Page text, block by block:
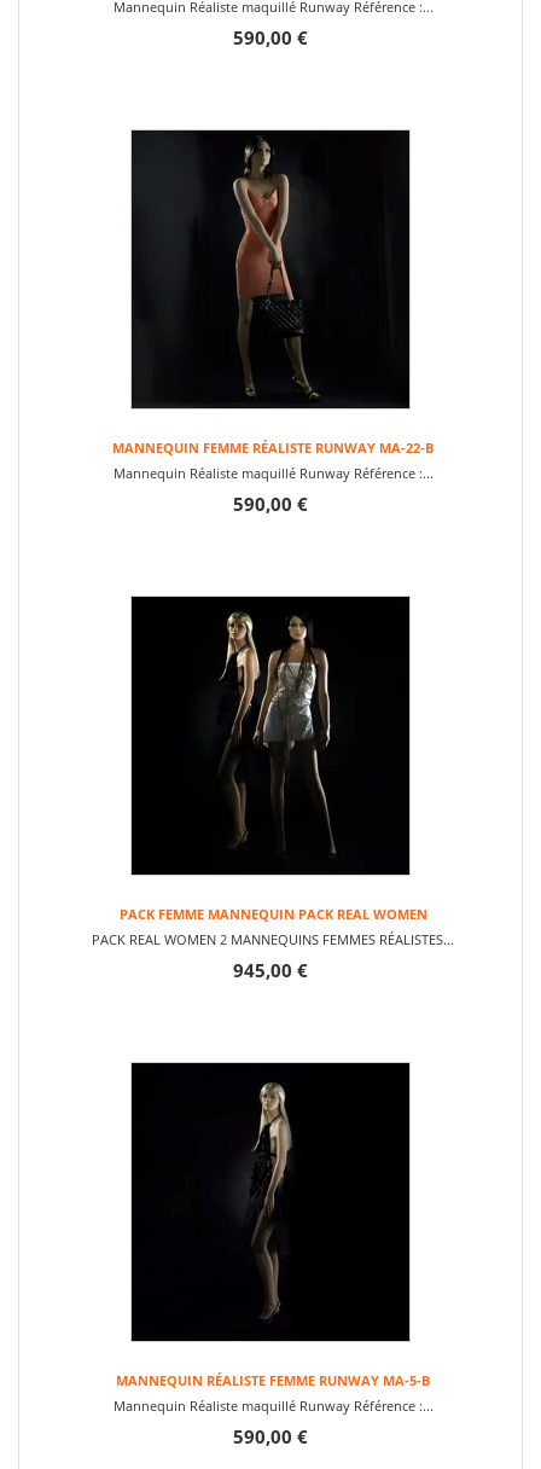
Mannequin Réaliste maquillé Runway Référence :...
590,00 €
MANNEQUIN FEMME RÉALISTE RUNWAY MA-22-B
Mannequin Réaliste maquillé Runway Référence :...
590,00 €
PACK FEMME MANNEQUIN PACK REAL WOMEN
PACK REAL WOMEN 2 MANNEQUINS FEMMES RÉALISTES...
945,00 €
MANNEQUIN RÉALISTE FEMME RUNWAY MA-5-B
Mannequin Réaliste maquillé Runway Référence :...
590,00 €